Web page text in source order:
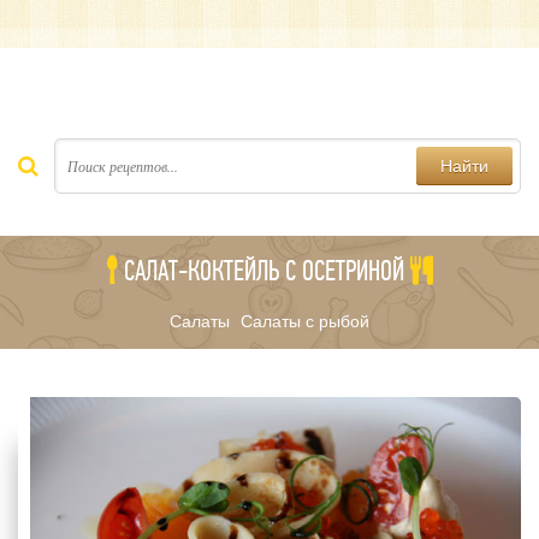
Найти
САЛАТ-КОКТЕЙЛЬ С ОСЕТРИНОЙ
Салаты Салаты с рыбой